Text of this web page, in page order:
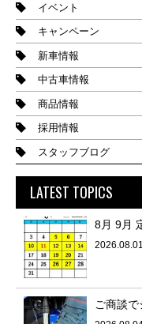
イベント
キャンペーン
新車情報
中古車情報
商品情報
採用情報
スタッフブログ
LATEST TOPICS
8月 9月
2026.08.01
ご商談で